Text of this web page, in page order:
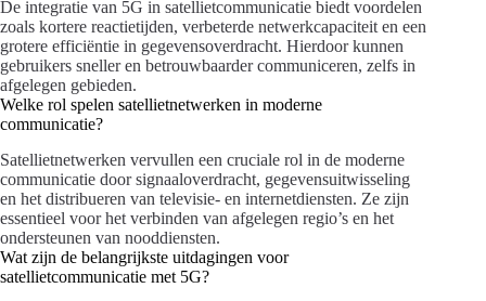
De integratie van 5G in satellietcommunicatie biedt voordelen
zoals kortere reactietijden, verbeterde netwerkcapaciteit en een
grotere efficiëntie in gegevensoverdracht. Hierdoor kunnen
gebruikers sneller en betrouwbaarder communiceren, zelfs in
afgelegen gebieden.
Welke rol spelen satellietnetwerken in moderne
communicatie?
Satellietnetwerken vervullen een cruciale rol in de moderne
communicatie door signaaloverdracht, gegevensuitwisseling
en het distribueren van televisie- en internetdiensten. Ze zijn
essentieel voor het verbinden van afgelegen regio’s en het
ondersteunen van nooddiensten.
Wat zijn de belangrijkste uitdagingen voor
satellietcommunicatie met 5G?